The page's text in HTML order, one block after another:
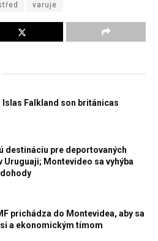
varuje
Islas Falkland son británicas
destináciu pre deportovaných
Uruguaji; Montevideo sa vyhýba
prichádza do Montevidea, aby sa
a ekonomickým tímom